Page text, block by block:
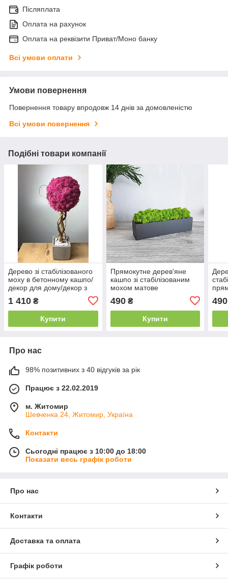
Післяплата
Оплата на рахунок
Оплата на реквізити Приват/Моно банку
Всі умови оплати
Умови повернення
Повернення товару впродовж 14 днів за домовленістю
Всі умови повернення
Подібні товари компанії
Дерево зі стабілізованого
моху в бетонному кашпо/
декор для дому/декор з
Рожеве дерево
1 410 ₴
Купити
Прямокутне дерев'яне
кашпо зі стабілізованим
мохом матове
490₴
Купити
490
Про нас
98% позитивних з 40 відгуків за рік
Працює з 22.02.2019
м. Житомир
Шевченка 24, Житомир, Україна
Контакти
Сьогодні працює з 10:00 до 18:00
Показати весь графік роботи
Про нас
Контакти
Доставка та оплата
Графік роботи